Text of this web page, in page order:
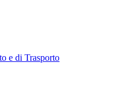
e di Trasporto